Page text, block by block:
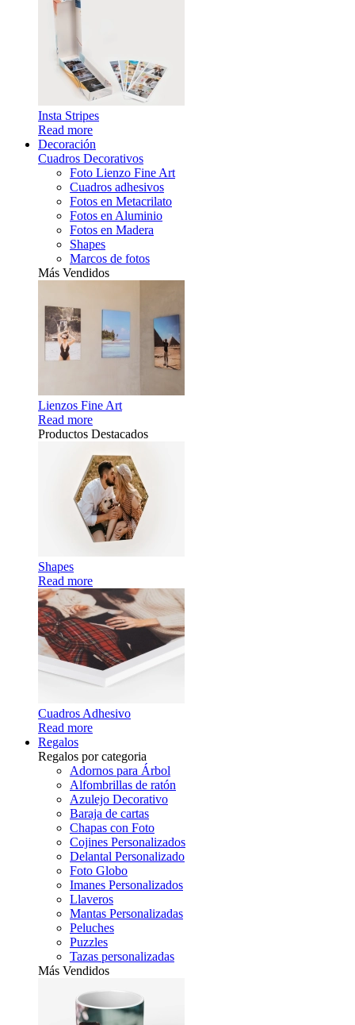
Insta Stripes
Read more
Decoración
Cuadros Decorativos
Foto Lienzo Fine Art
Cuadros adhesivos
Fotos en Metacrilato
Fotos en Aluminio
Fotos en Madera
Shapes
Marcos de fotos
Más Vendidos
Lienzos Fine Art
Read more
Productos Destacados
Shapes
Read more
Cuadros Adhesivo
Read more
Regalos
Regalos por categoria
Adornos para Árbol
Alfombrillas de ratón
Azulejo Decorativo
Baraja de cartas
Chapas con Foto
Cojines Personalizados
Delantal Personalizado
Foto Globo
Imanes Personalizados
Llaveros
Mantas Personalizadas
Peluches
Puzzles
Tazas personalizadas
Más Vendidos